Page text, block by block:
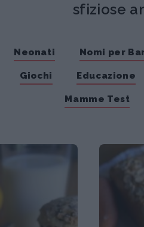
sfiziose
Neonati Nomi per
Giochi Educazione
Mamme Test